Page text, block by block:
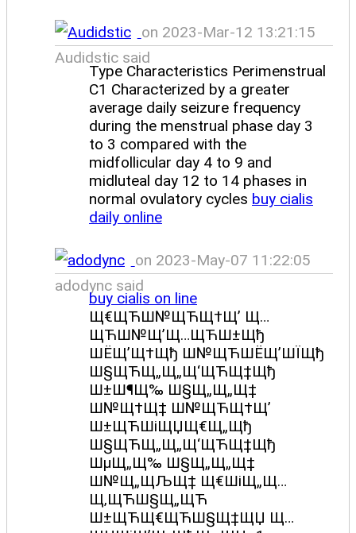
on 2023-Mar-12 13:21:15
Audidstic said
Type Characteristics Perimenstrual
C1 Characterized by a greater
average daily seizure frequency
during the menstrual phase day 3
to 3 compared with the
midfollicular day 4 to 9 and
midluteal day 12 to 14 phases in
normal ovulatory cycles buy cialis
daily online
on 2023-May-07 11:22:05
adodync said
buy cialis on line
Щ€ЩЋШ№ЩЋЩ†Щ’ Щ…
ЩЋШ№Щ’Щ…ЩЋШ±Щђ
ШЁЩ’Щ†Щђ Ш№ЩЋШЁЩ’ШЇЩђ
Ш§ЩЋЩ„Щ„Щ‘ЩЋЩ‡Щђ
Ш±Ш¶Щ‰ Ш§Щ„Щ„Щ‡
Ш№Щ†Щ‡ Ш№ЩЋЩ†Щ’
Ш±ЩЋШіЩЏЩ€Щ„Щђ
Ш§ЩЋЩ„Щ„Щ‘ЩЋЩ‡Щђ
ШµЩ„Щ‰ Ш§Щ„Щ„Щ‡
Ш№Щ„ЩЉЩ‡ Щ€ШіЩ„Щ…
Щ‚ЩЋШ§Щ„ЩЋ
Ш±ЩЋЩ€ЩЋШ§Щ‡ЩЏ Щ…